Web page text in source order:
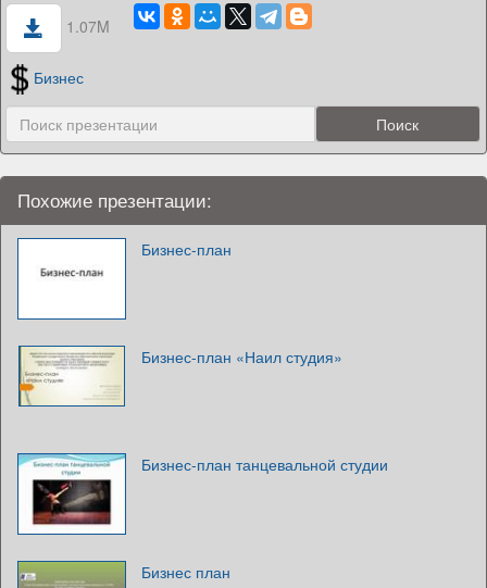
1.07M
Бизнес
Похожие презентации:
Бизнес-план
Бизнес-план «Наил студия»
Бизнес-план танцевальной студии
Бизнес план